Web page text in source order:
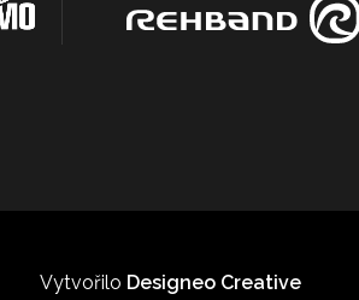
Vytvořilo Designeo Creative